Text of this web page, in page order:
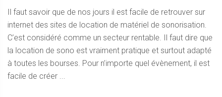
Il faut savoir que de nos jours il est facile de retrouver sur
internet des sites de location de matériel de sonorisation.
C’est considéré comme un secteur rentable. Il faut dire que
la location de sono est vraiment pratique et surtout adapté
à toutes les bourses. Pour n’importe quel évènement, il est
facile de créer ...